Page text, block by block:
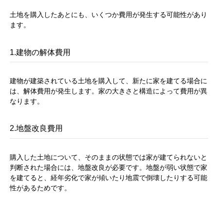
土地を購入したあとにも、いくつか費用が発生する可能性があり
ます。
1.建物の解体費用
建物が建築されている土地を購入して、新たに家を建てる場合に
は、解体費用が発生します。家の大きさと構造によって費用が異
なります。
2.地盤改良費用
購入した土地について、そのままの状態では家が建てられないと
判断された場合には、地盤改良が必要です。地盤が弱い状態で家
を建てると、経年劣化で家が傾いたり地震で倒壊したりする可能
性があるためです。